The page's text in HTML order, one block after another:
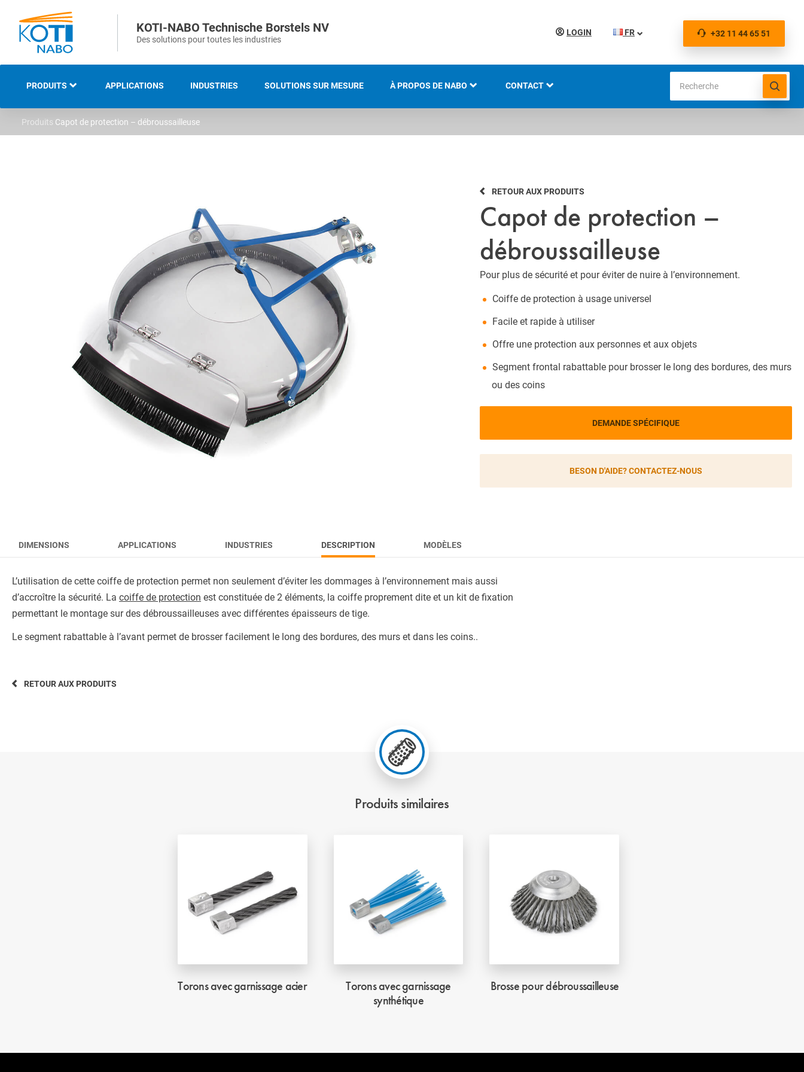
KOTI-NABO Technische Borstels NV
Des solutions pour toutes les industries
LOGIN FR +32 11 44 65 51
PRODUITS
BROSSES D’AÉROPORT
BROSSES POUR OUTILS
BROSSES D’HYGIÈNE
TOUS LES PRODUITS
APPLICATIONS INDUSTRIES SOLUTIONS SUR MESURE À PROPOS DE NABO
SAVOIR-FAIRE ET EXPERTISE
CONTACT
Produits Capot de protection – débroussailleuse
RETOUR AUX PRODUITS
Capot de protection –
débroussailleuse
Pour plus de sécurité et pour éviter de nuire à l’environnement.
Coiffe de protection à usage universel
Facile et rapide à utiliser
Offre une protection aux personnes et aux objets
Segment frontal rabattable pour brosser le long des bordures, des murs
ou des coins
DEMANDE SPÉCIFIQUE
BESON D'AIDE? CONTACTEZ-NOUS
DESCRIPTION
DIMENSIONS MODÈLES
APPLICATIONS INDUSTRIES
L’utilisation de cette coiffe de protection permet non seulement d’éviter les dommages à l’environnement mais aussi
d’accroître la sécurité. La coiffe de protection est constituée de 2 éléments, la coiffe proprement dite et un kit de fixation
permettant le montage sur des débroussailleuses avec différentes épaisseurs de tige.
Le segment rabattable à l’avant permet de brosser facilement le long des bordures, des murs et dans les coins..
RETOUR AUX PRODUITS
Produits similaires
Torons avec garnissage acier
Torons avec garnissage
synthétique
Brosse pour débroussailleuse